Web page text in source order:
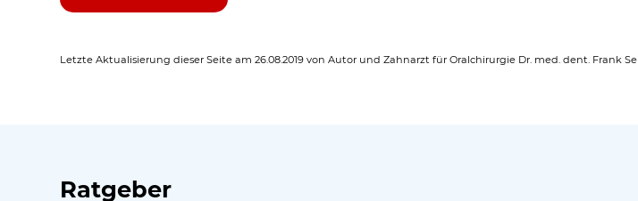
Letzte Aktualisierung dieser Seite am 26.08.2019 von Autor und Zahnarzt für Oralchirurgie Dr. med. dent. Frank
Ratgeber